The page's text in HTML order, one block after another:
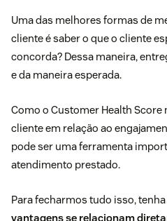
Uma das melhores formas de
cliente é saber o que o cliente
concorda? Dessa maneira,
e da maneira esperada.
Como o Customer Health Score
cliente em relação ao
pode ser uma ferramenta
atendimento prestado.
Para fecharmos tudo isso,
vantagens se relacionam